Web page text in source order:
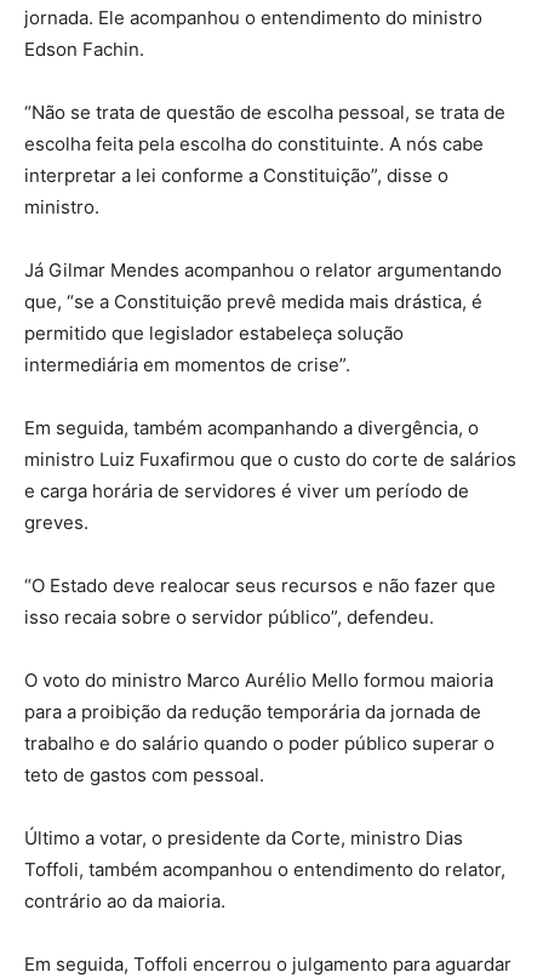
jornada. Ele acompanhou o entendimento do ministro
Edson Fachin.
“Não se trata de questão de escolha pessoal, se trata de
escolha feita pela escolha do constituinte. A nós cabe
interpretar a lei conforme a Constituição”, disse o
ministro.
Já Gilmar Mendes acompanhou o relator argumentando
que, “se a Constituição prevê medida mais drástica, é
permitido que legislador estabeleça solução
intermediária em momentos de crise”.
Em seguida, também acompanhando a divergência, o
ministro Luiz Fuxafirmou que o custo do corte de salários
e carga horária de servidores é viver um período de
greves.
“O Estado deve realocar seus recursos e não fazer que
isso recaia sobre o servidor público”, defendeu.
O voto do ministro Marco Aurélio Mello formou maioria
para a proibição da redução temporária da jornada de
trabalho e do salário quando o poder público superar o
teto de gastos com pessoal.
Último a votar, o presidente da Corte, ministro Dias
Toffoli, também acompanhou o entendimento do relator,
contrário ao da maioria.
Em seguida, Toffoli encerrou o julgamento para aguardar